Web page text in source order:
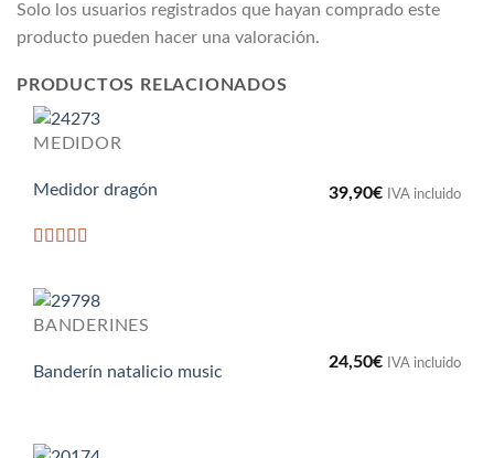
Solo los usuarios registrados que hayan comprado este
producto pueden hacer una valoración.
PRODUCTOS RELACIONADOS
MEDIDOR
Medidor dragón 39,90€ IVA incluido
BANDERINES
Banderín natalicio music
24,50€ IVA incluido